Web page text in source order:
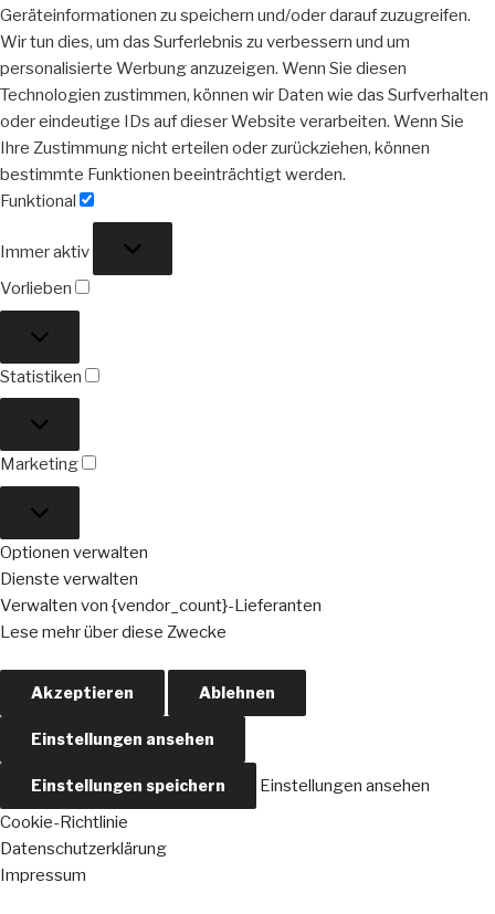
Geräteinformationen zu speichern und/oder darauf zuzugreifen.
Wir tun dies, um das Surferlebnis zu verbessern und um
personalisierte Werbung anzuzeigen. Wenn Sie diesen
Technologien zustimmen, können wir Daten wie das Surfverhalten
oder eindeutige IDs auf dieser Website verarbeiten. Wenn Sie
Ihre Zustimmung nicht erteilen oder zurückziehen, können
bestimmte Funktionen beeinträchtigt werden.
Funktional
Immer aktiv
Vorlieben
Statistiken
Marketing
Optionen verwalten
Dienste verwalten
Verwalten von {vendor_count}-Lieferanten
Lese mehr über diese Zwecke
Akzeptieren Ablehnen
Einstellungen ansehen
Einstellungen speichern
Einstellungen ansehen
Cookie-Richtlinie
Datenschutzerklärung
Impressum